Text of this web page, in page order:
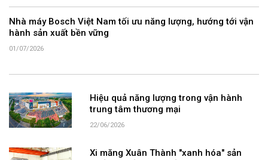
Nhà máy Bosch Việt Nam tối ưu năng lượng, hướng tới vận
hành sản xuất bền vững
01/07/2026
Hiệu quả năng lượng trong vận hành
trung tâm thương mại
22/06/2026
Xi măng Xuân Thành "xanh hóa" sản